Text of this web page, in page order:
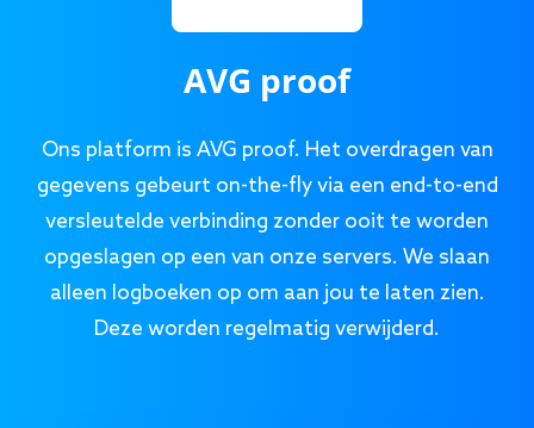
AVG proof
Ons platform is AVG proof. Het overdragen van
gegevens gebeurt on-the-fly via een end-to-end
versleutelde verbinding zonder ooit te worden
opgeslagen op een van onze servers. We slaan
alleen logboeken op om aan jou te laten zien.
Deze worden regelmatig verwijderd.